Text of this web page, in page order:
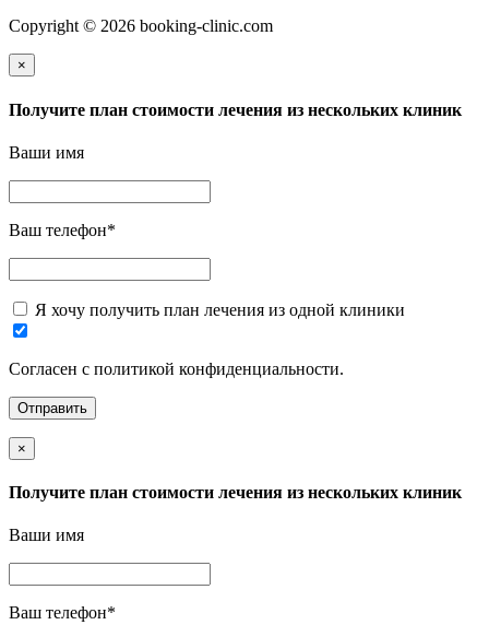
Copyright © 2026 booking-clinic.com
×
Получите план стоимости лечения из нескольких клиник
Ваши имя
Ваш телефон*
Я хочу получить план лечения из одной клиники
Согласен с политикой конфиденциальности.
×
Получите план стоимости лечения из нескольких клиник
Ваши имя
Ваш телефон*